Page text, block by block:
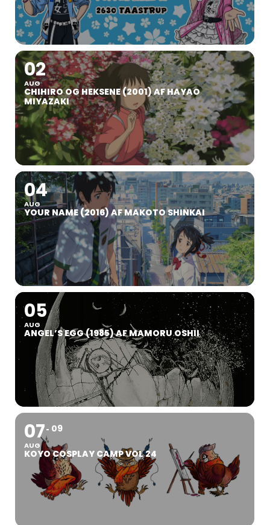
02
AUG
CHIHIRO OG HEKSENE (2001) AF HAYAO
MIYAZAKI
04
AUG
YOUR NAME (2016) AF MAKOTO SHINKAI
05
AUG
ANGEL’S EGG (1985) AF MAMORU OSHII
07
AUG
09
KOYO COSPLAY CAMP VOL 24